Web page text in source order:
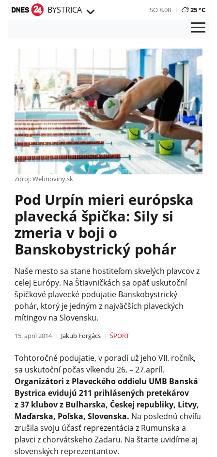
BYSTRICA SO 8.08 25 °C
Zdroj: Webnoviny.sk
Pod Urpín mieri európska
plavecká špička: Sily si
zmeria v boji o
Banskobystrický pohár
Naše mesto sa stane hostiteľom skvelých plavcov z
celej Európy. Na Štiavničkách sa opäť uskutoční
špičkové plavecké podujatie Banskobystrický
pohár, ktorý je jedným z najväčších plaveckých
mítingov na Slovensku.
15. apríl 2014 Jakub Forgács ŠPORT
Tohtoročné podujatie, v poradí už jeho VII. ročník,
sa uskutoční počas víkendu 26. – 27.apríl.
Organizátori z Plaveckého oddielu UMB Banská
Bystrica evidujú 211 prihlásených pretekárov
z 37 klubov z Bulharska, Českej republiky, Litvy,
Maďarska, Poľska, Slovenska. Na poslednú chvíľu
zrušila svoju účasť reprezentácia z Rumunska a
plavci z chorvátskeho Zadaru. Na štarte uvidíme aj
slovenských reprezentantov.